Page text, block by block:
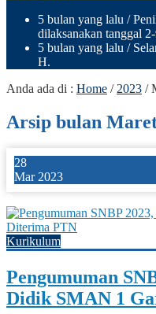
5 bulan yang lalu /
dilaksanakan tanggal
5 bulan yang lalu /
H.
Anda ada di : Home / 2023 /
Arsip bulan
28
Mar 2023
Kurikulum
Pengumuman
Didik SMAN 1